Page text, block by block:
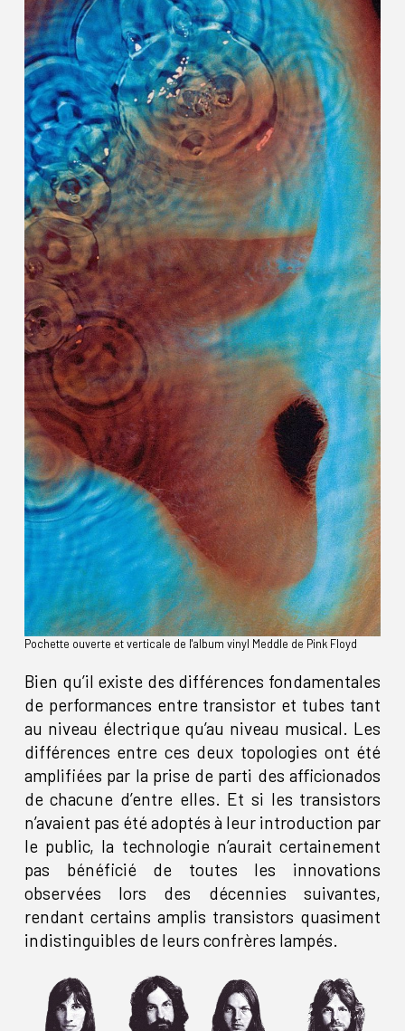
Pochette ouverte et verticale de l'album vinyl Meddle de Pink Floyd
Bien qu’il existe des différences fondamentales
de performances entre transistor et tubes tant
au niveau électrique qu’au niveau musical. Les
différences entre ces deux topologies ont été
amplifiées par la prise de parti des afficionados
de chacune d’entre elles. Et si les transistors
n’avaient pas été adoptés à leur introduction par
le public, la technologie n’aurait certainement
pas bénéficié de toutes les innovations
observées lors des décennies suivantes,
rendant certains amplis transistors quasiment
indistinguibles de leurs confrères lampés.